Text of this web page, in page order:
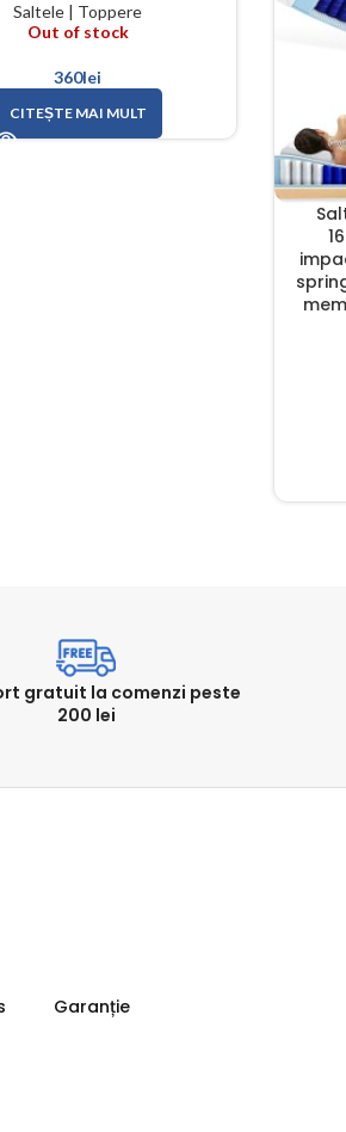
Saltele | Toppere
Out of stock
360lei
CITEȘTE MAI MULT
gratuit la comenzi peste
200 lei
Garanție